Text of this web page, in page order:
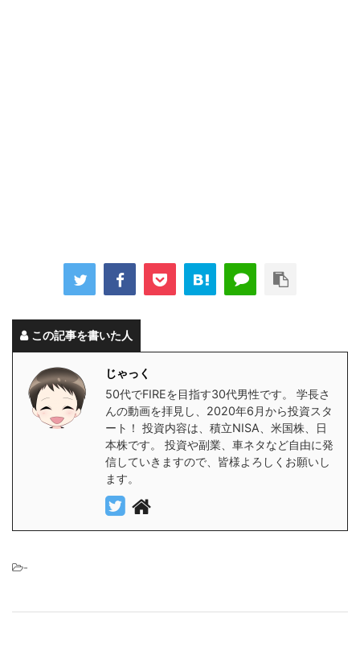
この記事を書いた人
じゃっく
50代でFIREを目指す30代男性です。 学長さ
んの動画を拝見し、2020年6月から投資スタ
ート！ 投資内容は、積立NISA、米国株、日
本株です。 投資や副業、車ネタなど自由に発
信していきますので、皆様よろしくお願いし
ます。
-